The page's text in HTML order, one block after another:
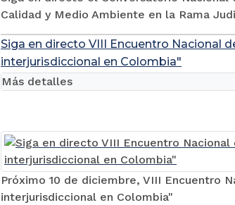
Calidad y Medio Ambiente en la Rama
Siga en directo VIII Encuentro Nacional
interjurisdiccional en Colombia"
Próximo 10 de diciembre, VIII Encuentro
interjurisdiccional en Colombia"
Más detalles